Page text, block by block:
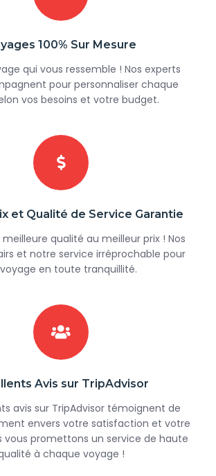
100% Sur Mesure
qui vous ressemble ! Nos experts
pour personnaliser chaque
vos besoins et votre budget.
et Qualité de Service Garantie
qualité au meilleur prix ! Nos
et notre service irréprochable pour
en toute tranquillité.
Avis sur TripAdvisor
avis sur TripAdvisor témoignent de
envers votre satisfaction et votre
vous promettons un service de haute
à chaque voyage !